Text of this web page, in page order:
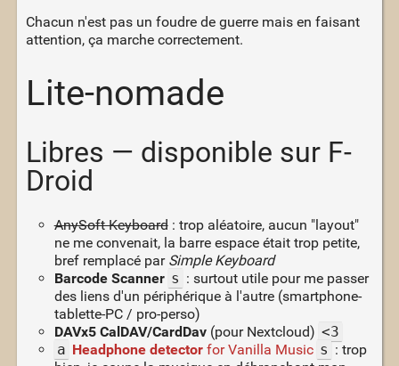
Chacun n'est pas un foudre de guerre mais en faisant
attention, ça marche correctement.
Lite-nomade
Libres — disponible sur F-
Droid
AnySoft Keyboard: trop aléatoire, aucun "layout"
ne me convenait, la barre espace était trop petite,
bref remplacé par Simple Keyboard
Barcode Scanner s : surtout utile pour me passer
des liens d'un périphérique à l'autre (smartphone-
tablette-PC / pro-perso)
DAVx5 CalDAV/CardDav(pour Nextcloud) <3
a Headphone detectorfor Vanilla Music s : trop